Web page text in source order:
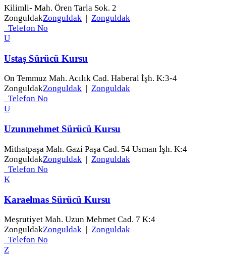
Kilimli- Mah. Ören Tarla Sok. 2
ZonguldakZonguldak | Zonguldak
Telefon No
U
Ustaş Sürücü Kursu
On Temmuz Mah. Acılık Cad. Haberal İşh. K:3-4
ZonguldakZonguldak
Zonguldak
Telefon No
U
Uzunmehmet Sürücü Kursu
Mithatpaşa Mah. Gazi Paşa Cad. 54 Usman İşh. K:4
ZonguldakZonguldak | Zonguldak
Telefon No
K
Karaelmas Sürücü Kursu
Meşrutiyet Mah. Uzun Mehmet Cad. 7 K:4
ZonguldakZonguldak
Zonguldak
Telefon No
Z